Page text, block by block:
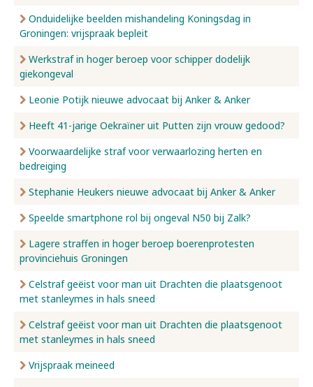
Onduidelijke beelden mishandeling Koningsdag in
Groningen: vrijspraak bepleit
Werkstraf in hoger beroep voor schipper dodelijk
giekongeval
Leonie Potijk nieuwe advocaat bij Anker & Anker
Heeft 41-jarige Oekraïner uit Putten zijn vrouw gedood?
Voorwaardelijke straf voor verwaarlozing herten en
bedreiging
Stephanie Heukers nieuwe advocaat bij Anker & Anker
Speelde smartphone rol bij ongeval N50 bij Zalk?
Lagere straffen in hoger beroep boerenprotesten
provinciehuis Groningen
Celstraf geëist voor man uit Drachten die plaatsgenoot
met stanleymes in hals sneed
Celstraf geëist voor man uit Drachten die plaatsgenoot
met stanleymes in hals sneed
Vrijspraak meineed